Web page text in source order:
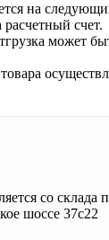
на
счет.
может
со склада
шоссе 37с22